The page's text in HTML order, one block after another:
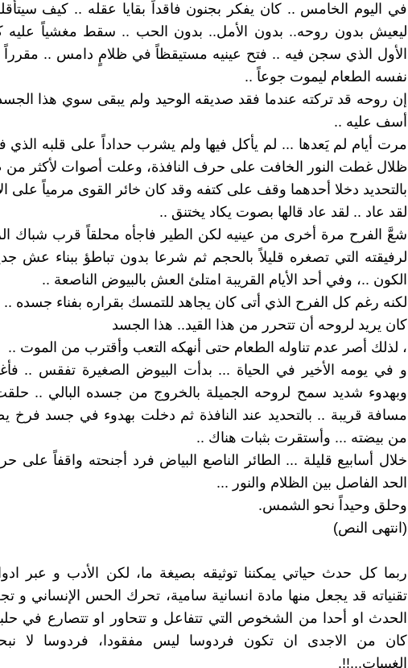
في اليوم الخامس .. كان يفكر بجنون فاقداً بقايا عقله .. كيف
ليعيش بدون روحه.. بدون الأمل.. بدون الحب .. سقط مغشياً عليه
الأول الذي سجن فيه .. فتح عينيه مستيقظاً في ظلامٍ دامس ..
نفسه الطعام ليموت جوعاً ..
إن روحه قد تركته عندما فقد صديقه الوحيد ولم يبقى سوي هذا
أسف عليه ..
مرت أيام لم يَعدها ... لم يأكل فيها ولم يشرب حداداً على قلبه الذي
ظلال غطت النور الخافت على حرف النافذة، وعلت أصوات لأكثر من
بالتحديد دخلا أحدهما وقف على كتفه وقد كان خائر القوى مرمياً على
لقد عاد .. لقد عاد قالها بصوت يكاد يختنق ..
شعَّ الفرح مرة أخرى من عينيه لكن الطير فاجأه محلقاً قرب شباك
لرفيقته التي تصغره قليلاً بالحجم ثم شرعا بدون تباطؤ ببناء عش
الكون ..، وفي أحد الأيام القريبة امتلئ العش بالبيوض الناصعة ..
لكنه رغم كل الفرح الذي أتى كان يجاهد للتمسك بقراره بفناء جسده ..
كان يريد لروحه أن تتحرر من هذا القيد.. هذا الجسد
، لذلك أصر عدم تناوله الطعام حتى أنهكه التعب وأقترب من الموت ..
و في يومه الأخير في الحياة ... بدأت البيوض الصغيرة تفقس ..
وبهدوء شديد سمح لروحه الجميلة بالخروج من جسده البالي ..
مسافة قريبة .. بالتحديد عند النافذة ثم دخلت بهدوء في جسد فرخ
من بيضته ... وأستقرت بثبات هناك ..
خلال أسابيع قليلة ... الطائر الناصع البياض فرد أجنحته واقفاً على
الحد الفاصل بين الظلام والنور ...
وحلق وحيداً نحو الشمس.
(انتهى النص)
ربما كل حدث حياتي يمكننا توثيقه بصيغة ما، لكن الأدب و عبر
تقنياته قد يجعل منها مادة انسانية سامية، تحرك الحس الإنساني و
الحدث او أحدا من الشخوص التي تتفاعل و تتحاور او تتصارع في
كان من الاجدى ان تكون فردوسا ليس مفقودا، فردوسا لا
الغيبيات...!!.